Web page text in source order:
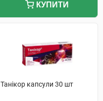
КУПИТИ
Танікор капсули 30 шт